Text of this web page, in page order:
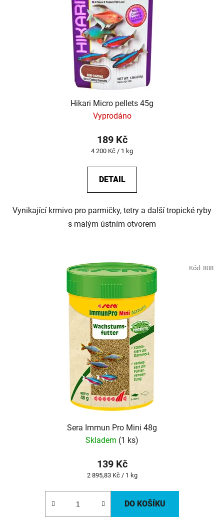
Hikari Micro pellets 45g
Vyprodáno
189 Kč
Měrná
4 200 Kč / 1 kg
DETAIL
Vynikající krmivo pro parmičky, tetry a další tropické ryby
s malým ústním otvorem
Sera Immun Pro Mini 48g
Skladem (1 ks)
139 Kč
Měrná
2 895,83 Kč / 1 kg
DO KOŠÍKU
Kód: 808